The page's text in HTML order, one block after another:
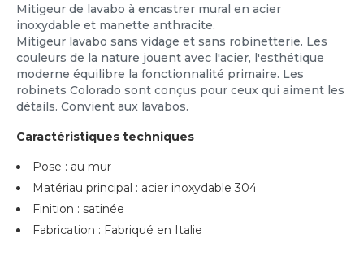
Mitigeur de lavabo à encastrer mural en acier
inoxydable et manette anthracite.
Mitigeur lavabo sans vidage et sans robinetterie. Les
couleurs de la nature jouent avec l'acier, l'esthétique
moderne équilibre la fonctionnalité primaire. Les
robinets Colorado sont conçus pour ceux qui aiment les
détails. Convient aux lavabos.
Caractéristiques techniques
Pose : au mur
Matériau principal : acier inoxydable 304
Finition : satinée
Fabrication : Fabriqué en Italie